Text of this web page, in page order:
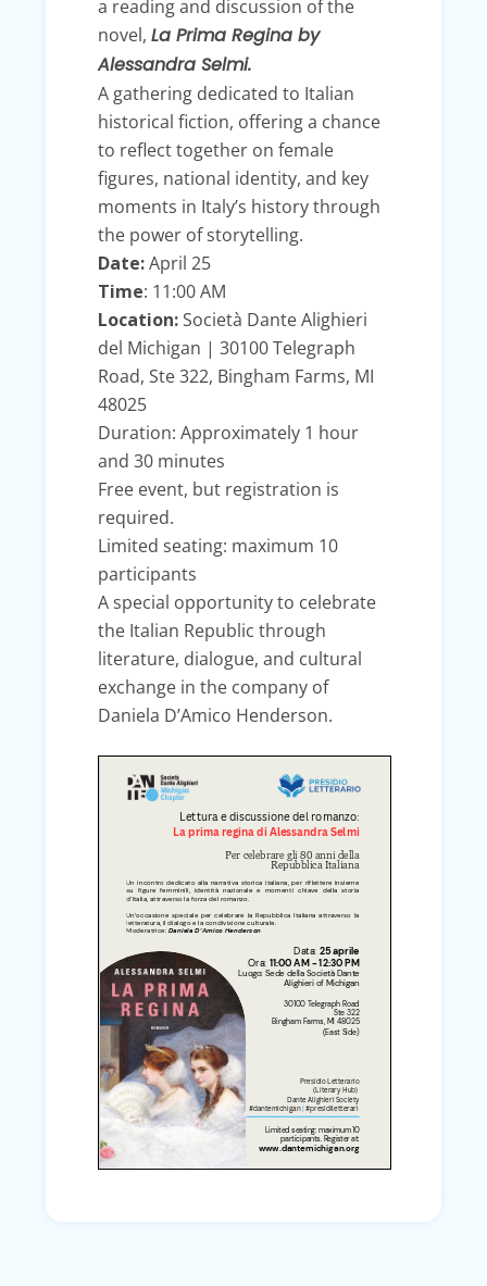
a reading and discussion of the
novel, La Prima Regina by
Alessandra Selmi.
A gathering dedicated to Italian
historical fiction, offering a chance
to reflect together on female
figures, national identity, and key
moments in Italy’s history through
the power of storytelling.
Date:April 25
Time: 11:00 AM
Location:Società Dante Alighieri
del Michigan | 30100 Telegraph
Road, Ste 322, Bingham Farms, MI
48025
Duration: Approximately 1 hour
and 30 minutes
Free event, but registration is
required.
Limited seating: maximum 10
participants
A special opportunity to celebrate
the Italian Republic through
literature, dialogue, and cultural
exchange in the company of
Daniela D’Amico Henderson.